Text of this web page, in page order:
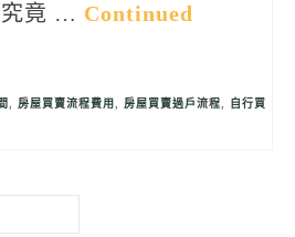
究竟 … Continued
, 房屋買賣流程費用, 房屋買賣過戶流程,
自行買